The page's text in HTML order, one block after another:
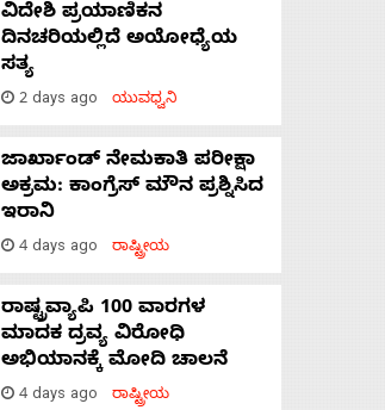
ವಿದೇಶಿ ಪ್ರಯಾಣಿಕನ
ದಿನಚರಿಯಲ್ಲಿದೆ ಅಯೋಧ್ಯೆಯ
ಸತ್ಯ
2 days ago ಯುವಧ್ವನಿ
ಜಾರ್ಖಾಂಡ್‌ ನೇಮಕಾತಿ ಪರೀಕ್ಷಾ
ಅಕ್ರಮ: ಕಾಂಗ್ರೆಸ್‌ ಮೌನ ಪ್ರಶ್ನಿಸಿದ
ಇರಾನಿ
4 days ago ರಾಷ್ಟ್ರೀಯ
ರಾಷ್ಟ್ರವ್ಯಾಪಿ 100 ವಾರಗಳ
ಮಾದಕ ದ್ರವ್ಯ ವಿರೋಧಿ
ಅಭಿಯಾನಕ್ಕೆ ಮೋದಿ ಚಾಲನೆ
4 days ago ರಾಷ್ಟ್ರೀಯ